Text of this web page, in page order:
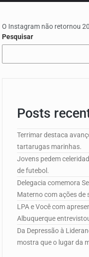
de…
O Instagram não retornou
Pesquisar
Posts
Terrimar destaca
tartarugas marinhas.
Jovens pedem
de futebol.
Delegacia comemora
Materno com ações de
LPA e Você com
Albuquerque
Da Depressão à
mostra que o lugar da